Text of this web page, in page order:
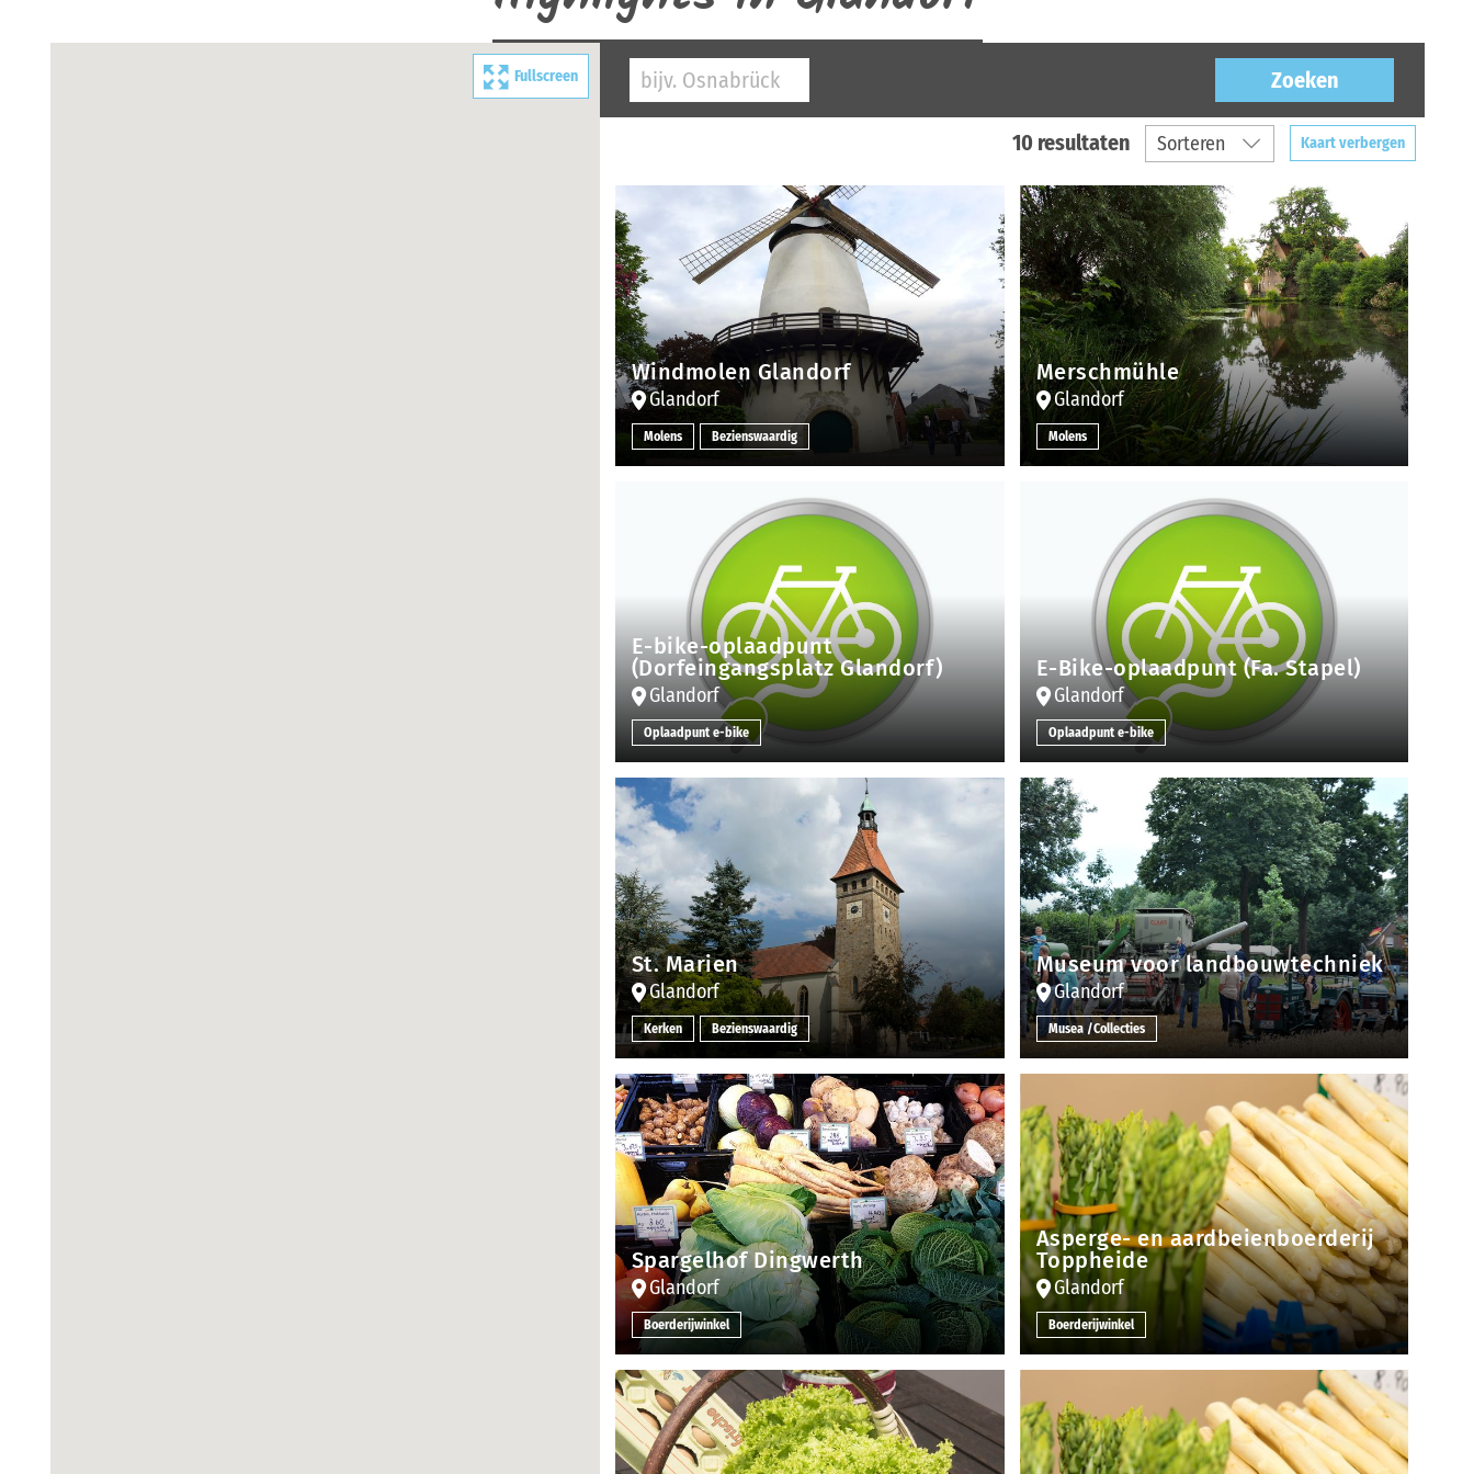
Fullscreen Zoeken
10 resultaten Kaart verbergen
Windmolen Glandorf
Glandorf
Molens Bezienswaardig
Merschmühle
Glandorf
Molens
E-bike-oplaadpunt
(Dorfeingangsplatz Glandorf)
Glandorf
Oplaadpunt e-bike
E-Bike-oplaadpunt (Fa. Stapel)
Glandorf
Oplaadpunt e-bike
St. Marien
Glandorf
Kerken Bezienswaardig
Museum voor landbouwtechniek
Glandorf
Musea /Collecties
Spargelhof Dingwerth
Glandorf
Boerderijwinkel
Asperge- en aardbeienboerderij
Toppheide
Glandorf
Boerderijwinkel